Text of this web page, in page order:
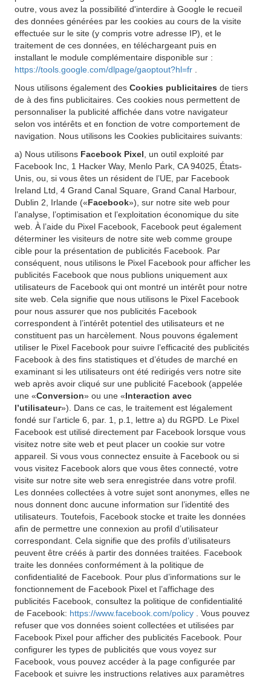
outre, vous avez la possibilité d'interdire à Google le recueil
des données générées par les cookies au cours de la visite
effectuée sur le site (y compris votre adresse IP), et le
traitement de ces données, en téléchargeant puis en
installant le module complémentaire disponible sur :
https://tools.google.com/dlpage/gaoptout?hl=fr
Nous utilisons également des Cookies publicitaires de tiers
de à des fins publicitaires. Ces cookies nous permettent de
personnaliser la publicité affichée dans votre navigateur
selon vos intérêts et en fonction de votre comportement de
navigation. Nous utilisons les Cookies publicitaires suivants:
a) Nous utilisons Facebook Pixel , un outil exploité par
Facebook Inc, 1 Hacker Way, Menlo Park, CA 94025, États-
Unis, ou, si vous êtes un résident de l’UE, par Facebook
Ireland Ltd, 4 Grand Canal Square, Grand Canal Harbour,
Dublin 2, Irlande («Facebook»), sur notre site web pour
l’analyse, l’optimisation et l’exploitation économique du site
web. À l’aide du Pixel Facebook, Facebook peut également
déterminer les visiteurs de notre site web comme groupe
cible pour la présentation de publicités Facebook. Par
conséquent, nous utilisons le Pixel Facebook pour afficher les
publicités Facebook que nous publions uniquement aux
utilisateurs de Facebook qui ont montré un intérêt pour notre
site web. Cela signifie que nous utilisons le Pixel Facebook
pour nous assurer que nos publicités Facebook
correspondent à l’intérêt potentiel des utilisateurs et ne
constituent pas un harcèlement. Nous pouvons également
utiliser le Pixel Facebook pour suivre l’efficacité des publicités
Facebook à des fins statistiques et d’études de marché en
examinant si les utilisateurs ont été redirigés vers notre site
web après avoir cliqué sur une publicité Facebook (appelée
une «Conversion» ou une «Interaction avec
l’utilisateur»). Dans ce cas, le traitement est légalement
fondé sur l’article 6, par. 1, p.1, lettre a) du RGPD. Le Pixel
Facebook est utilisé directement par Facebook lorsque vous
visitez notre site web et peut placer un cookie sur votre
appareil. Si vous vous connectez ensuite à Facebook ou si
vous visitez Facebook alors que vous êtes connecté, votre
visite sur notre site web sera enregistrée dans votre profil.
Les données collectées à votre sujet sont anonymes, elles ne
nous donnent donc aucune information sur l’identité des
utilisateurs. Toutefois, Facebook stocke et traite les données
afin de permettre une connexion au profil d’utilisateur
correspondant. Cela signifie que des profils d’utilisateurs
peuvent être créés à partir des données traitées. Facebook
traite les données conformément à la politique de
confidentialité de Facebook. Pour plus d’informations sur le
fonctionnement de Facebook Pixel et l’affichage des
publicités Facebook, consultez la politique de confidentialité
de Facebook: https://www.facebook.com/policy
. Vous pouvez
refuser que vos données soient collectées et utilisées par
Facebook Pixel pour afficher des publicités Facebook. Pour
configurer les types de publicités que vous voyez sur
Facebook, vous pouvez accéder à la page configurée par
Facebook et suivre les instructions relatives aux paramètres